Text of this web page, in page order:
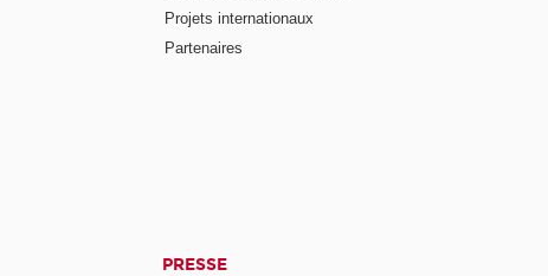
Projets internationaux
Partenaires
PRESSE